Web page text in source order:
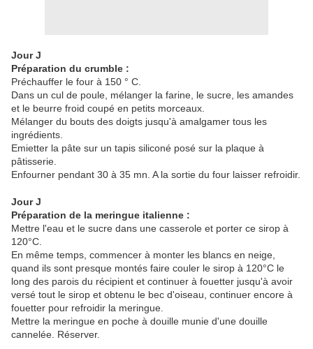
Jour J
Préparation du crumble :
Préchauffer le four à 150 ° C.
Dans un cul de poule, mélanger la farine, le sucre, les amandes
et le beurre froid coupé en petits morceaux.
Mélanger du bouts des doigts jusqu'à amalgamer tous les
ingrédients.
Emietter la pâte sur un tapis siliconé posé sur la plaque à
pâtisserie.
Enfourner pendant 30 à 35 mn. A la sortie du four laisser refroidir.
Jour J
Préparation de la meringue italienne :
Mettre l'eau et le sucre dans une casserole et porter ce sirop à
120°C.
En même temps, commencer à monter les blancs en neige,
quand ils sont presque montés faire couler le sirop à 120°C le
long des parois du récipient et continuer à fouetter jusqu'à avoir
versé tout le sirop et obtenu le bec d'oiseau, continuer encore à
fouetter pour refroidir la meringue.
Mettre la meringue en poche à douille munie d'une douille
cannelée. Réserver.